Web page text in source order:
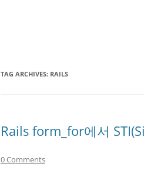
TAG ARCHIVES: RAILS
Rails form_for에서
0 Comments